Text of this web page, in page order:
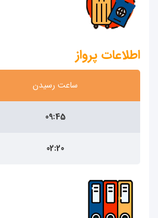
اطلاعات پرواز
ساعت رسیدن
09:45
02:20